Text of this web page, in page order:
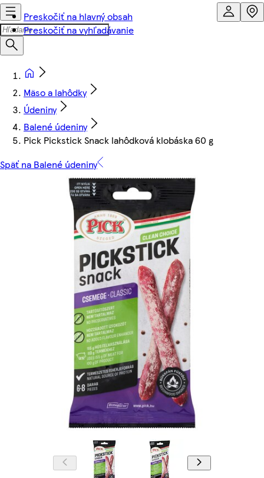
Preskočiť na hlavný obsah
Preskočiť na vyhľadávanie
Mäso a lahôdky
Údeniny
Balené údeniny
Pick Pickstick Snack lahôdková klobáska 60 g
Späť na Balené údeniny